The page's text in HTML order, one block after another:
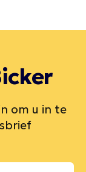
om u in te